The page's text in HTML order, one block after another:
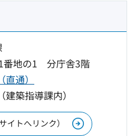
番地の1 分庁舎3階
通）
築指導課内）
イトへリンク）